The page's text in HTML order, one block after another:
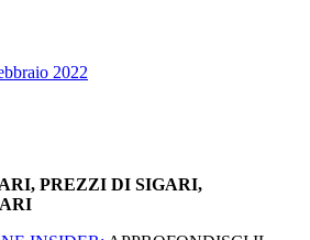
2022
PREZZI DI SIGARI,